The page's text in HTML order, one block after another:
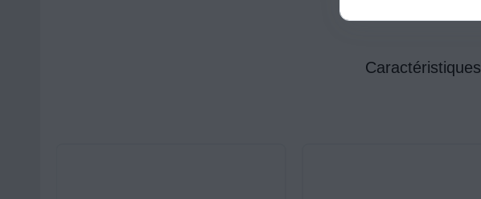
Caractéristiques